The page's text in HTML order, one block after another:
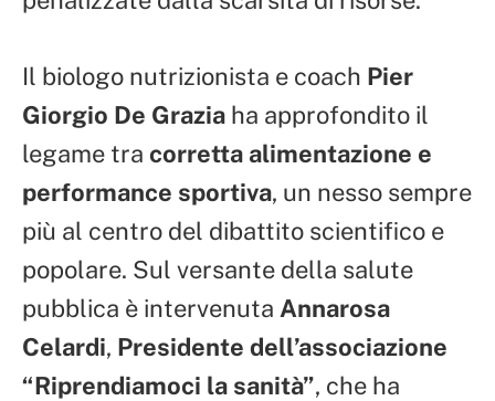
Il biologo nutrizionista e coach Pier
Giorgio De Grazia ha approfondito il
legame tra corretta alimentazione e
performance sportiva, un nesso sempre
più al centro del dibattito scientifico e
popolare. Sul versante della salute
pubblica è intervenuta Annarosa
Celardi, Presidente dell’associazione
“Riprendiamoci la sanità”, che ha